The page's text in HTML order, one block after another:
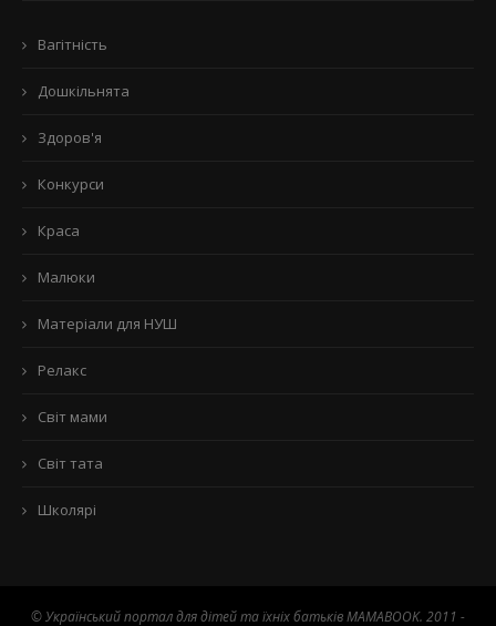
Вагітність
Дошкільнята
Здоров'я
Конкурси
Краса
Малюки
Матеріали для НУШ
Релакс
Світ мами
Світ тата
Школярі
© Український портал для дітей та їхніх батьків MAMABOOK. 2011 -